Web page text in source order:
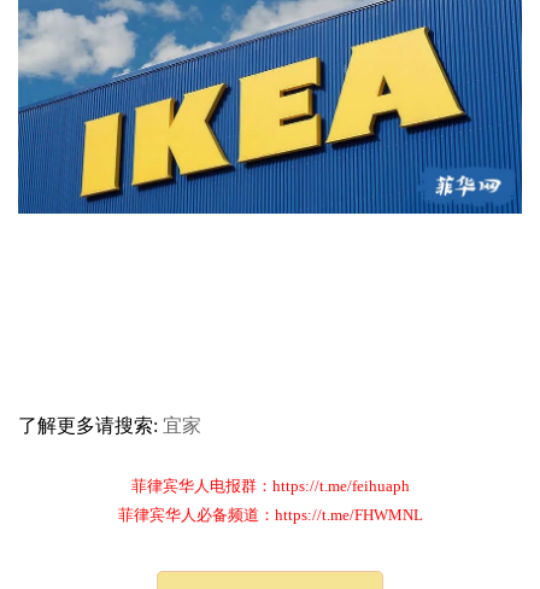
了解更多请搜索: 宜家
菲律宾华人电报群：https://t.me/feihuaph
菲律宾华人必备频道：https://t.me/FHWMNL